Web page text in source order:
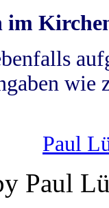
im
wie
Paul
Paul